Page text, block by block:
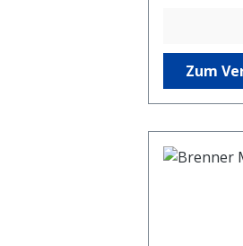
Zum